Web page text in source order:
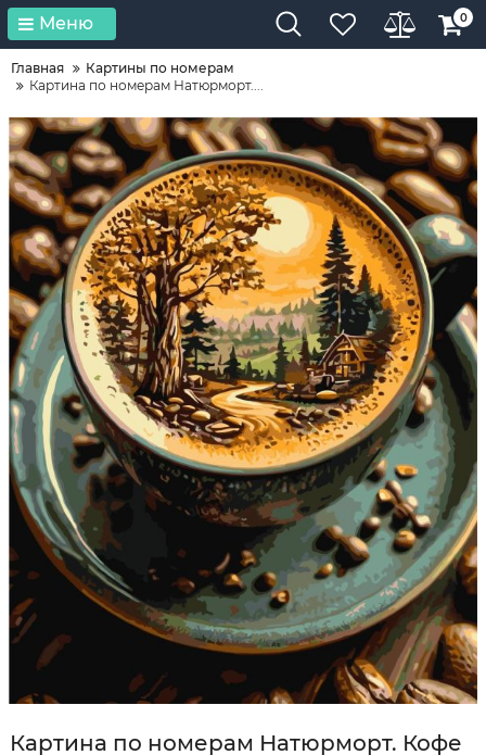
Меню 0
Главная
Картины по номерам
Картина по номерам Натюрморт....
Картина по номерам Натюрморт. Кофе